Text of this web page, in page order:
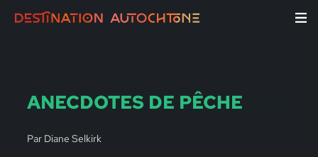
ANECDOTES DE PÊCHE
Par Diane Selkirk